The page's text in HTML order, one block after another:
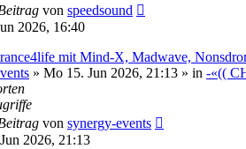
von speedsound
2026, 16:40
mit Mind-X, Madwave,
» Mo 15. Jun 2026, 21:13 » in -«((
von synergy-events
2026, 21:13